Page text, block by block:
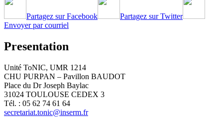
Partagez sur Facebook
Partagez sur Twitter
Envoyer par courriel
Presentation
Unité ToNIC, UMR 1214
CHU PURPAN – Pavillon BAUDOT
Place du Dr Joseph Baylac
31024 TOULOUSE CEDEX 3
Tél. : 05 62 74 61 64
secretariat.tonic@inserm.fr